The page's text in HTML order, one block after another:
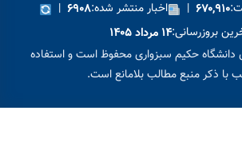
| اخبار منتشر شده:۶۹۰۸|
۱۴ مرداد ۱۴۰۵
حکیم سبزواری محفوظ است و استفاده
ذکر منبع مطالب بلامانع است.